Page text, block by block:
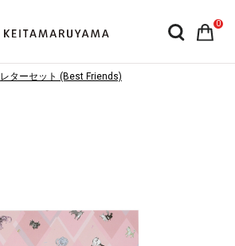
0
レターセット (Best Friends)